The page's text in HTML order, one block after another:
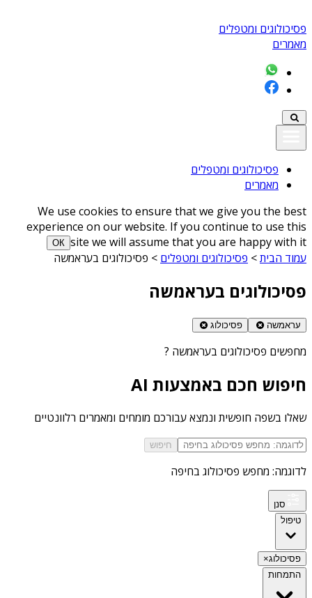
פסיכולוגים ומטפלים
מאמרים
פסיכולוגים ומטפלים
מאמרים
We use cookies to ensure that we give you the best
experience on our website. If you continue to use this
site we will assume that you are happy with it
ОК
עמוד הבית> פסיכולוגים ומטפלים > פסיכולוגים בעראמשה
פסיכולוגים בעראמשה
עראמשה פסיכולוג
מחפשים פסיכולוגים בעראמשה ?
חיפוש חכם באמצעות AI
שאלו בשפה חופשית ונמצא עבורכם מומחים ומאמרים רלוונטיים
חיפוש
לדוגמה: מחפש פסיכולוג בחיפה
סנן
טיפול
פסיכולוג×
התמחות